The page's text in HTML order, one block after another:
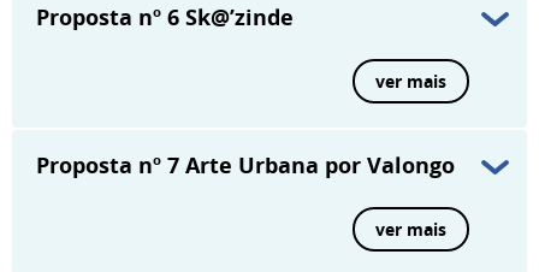
Proposta nº 6 Sk@’zinde
ver mais
Proposta nº 7 Arte Urbana por Valongo
ver mais